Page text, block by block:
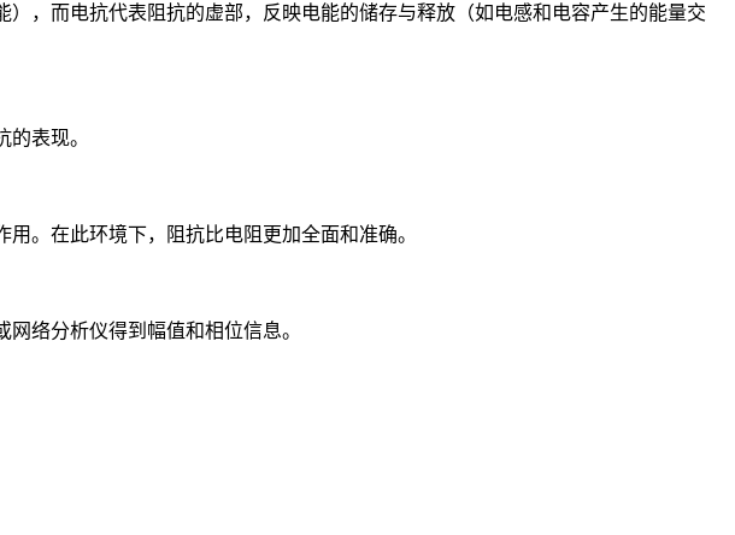
，而电抗代表阻抗的虚部，反映电能的储存与释放（如电感和电容产生的能量交
表现。
。在此环境下，阻抗比电阻更加全面和准确。
络分析仪得到幅值和相位信息。